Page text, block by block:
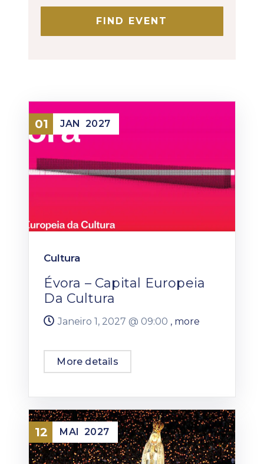
01 JAN 2027
Cultura
Évora – Capital Europeia
Da Cultura
Janeiro 1, 2027 @ 09:00 , more
More details
12 MAI 2027